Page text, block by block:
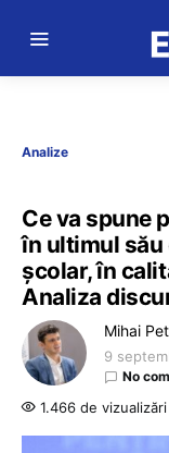
Analize
Ce va spune
în ultimul
școlar, în
Analiza
Mihai
9
No
1.466 de vizualizări